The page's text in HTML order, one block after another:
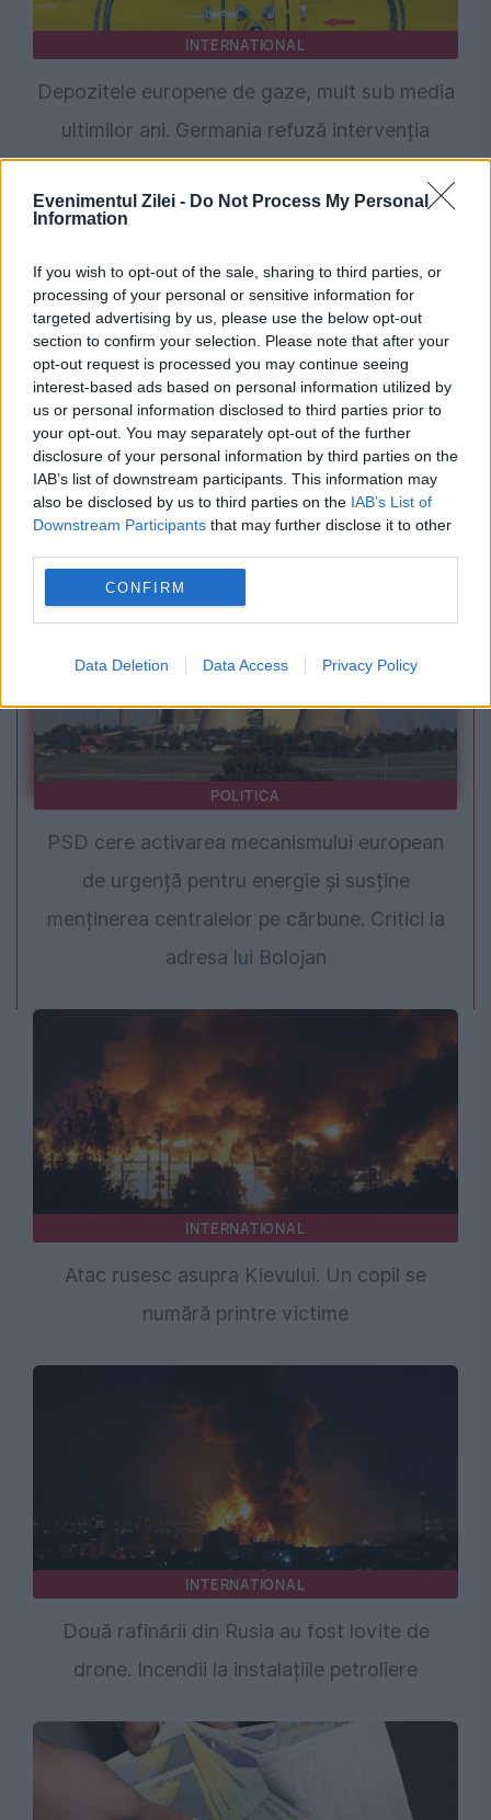
Evenimentul Zilei - Do Not Process My Personal
Information
If you wish to opt-out of the sale, sharing to third parties, or
processing of your personal or sensitive information for
targeted advertising by us, please use the below opt-out
section to confirm your selection. Please note that after your
opt-out request is processed you may continue seeing
interest-based ads based on personal information utilized by
us or personal information disclosed to third parties prior to
your opt-out. You may separately opt-out of the further
disclosure of your personal information by third parties on the
IAB’s list of downstream participants. This information may
also be disclosed by us to third parties on the IAB’s List of
Downstream Participants that may further disclose it to other
CONFIRM
Data Deletion Data Access Privacy Policy
INTERNATIONAL
Depozitele europene de gaze, mult sub media
ultimilor ani. Germania refuză intervenția
statului
OPINII EVZ
Turnul Babel la 80 de ani: ONU, pariul
Infantino și eroziunea arhitecturii multilaterale
POLITICA
PSD cere activarea mecanismului european
de urgență pentru energie și susține
menținerea centralelor pe cărbune. Critici la
adresa lui Bolojan
INTERNATIONAL
Atac rusesc asupra Kievului. Un copil se
numără printre victime
INTERNATIONAL
Două rafinării din Rusia au fost lovite de
drone. Incendii la instalațiile petroliere